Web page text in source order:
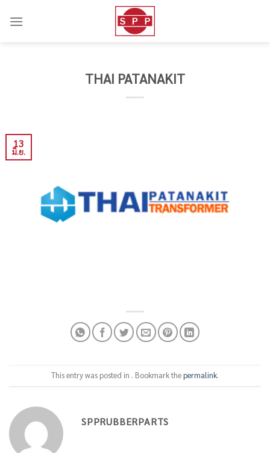
THAI PATANAKIT
13
มิ.ย.
This entry was posted in . Bookmark thepermalink.
SPPRUBBERPARTS